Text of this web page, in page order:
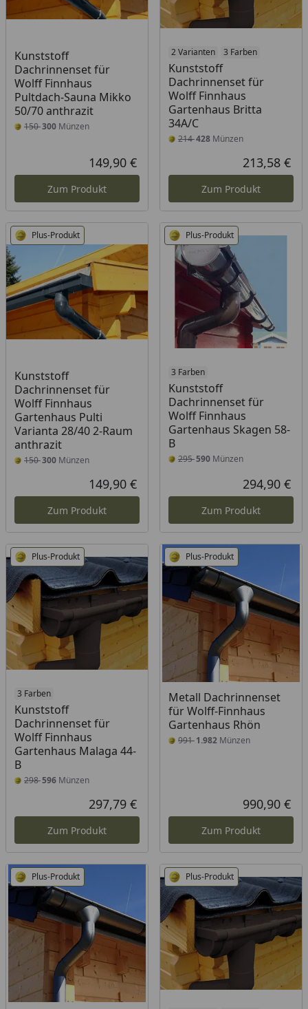
Kunststoff
Dachrinnenset für
Wolff Finnhaus
Pultdach-Sauna Mikko
50/70 anthrazit
150300 Münzen
Aktueller Preis
149,90 €
Zum Produkt
2 Varianten 3 Farben
Kunststoff
Dachrinnenset für
Wolff Finnhaus
Gartenhaus Britta
34A/C
214428Münzen
213,58 €
Zum Produkt
Plus-Produkt
Kunststoff
Dachrinnenset für
Wolff Finnhaus
Gartenhaus Pulti
Varianta 28/40 2-Raum
anthrazit
150300 Münzen
Aktueller Preis
149,90 €
Zum Produkt
Plus-Produkt
3 Farben
Kunststoff
Dachrinnenset für
Wolff Finnhaus
Gartenhaus Skagen 58-
B
295590Münzen
294,90 €
Zum Produkt
Plus-Produkt
3 Farben
Kunststoff
Dachrinnenset für
Wolff Finnhaus
Gartenhaus Malaga 44-
B
298596 Münzen
Aktueller Preis
297,79 €
Zum Produkt
Plus-Produkt
Metall Dachrinnenset
für Wolff-Finnhaus
Gartenhaus Rhön
9911.982Münzen
990,90 €
Zum Produkt
Plus-Produkt Plus-Produkt